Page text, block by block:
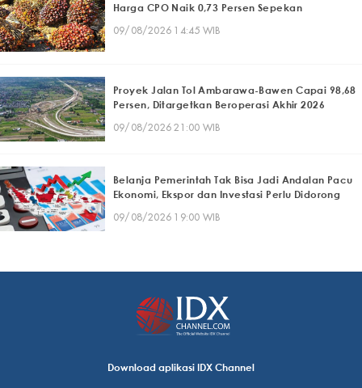
Harga CPO Naik 0,73 Persen Sepekan
09/08/2026 14:45 WIB
Proyek Jalan Tol Ambarawa-Bawen Capai 98,68
Persen, Ditargetkan Beroperasi Akhir 2026
09/08/2026 21:00 WIB
Belanja Pemerintah Tak Bisa Jadi Andalan Pacu
Ekonomi, Ekspor dan Investasi Perlu Didorong
09/08/2026 19:00 WIB
Download aplikasi IDX Channel